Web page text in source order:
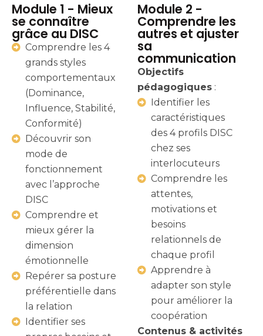
Module 1 - Mieux
se connaître
grâce au DISC
Comprendre les 4
grands styles
comportementaux
(Dominance,
Influence, Stabilité,
Conformité)
Découvrir son
mode de
fonctionnement
avec l’approche
DISC
Comprendre et
mieux gérer la
dimension
émotionnelle
Repérer sa posture
préférentielle dans
la relation
Identifier ses
Module 2 -
Comprendre les
autres et ajuster
sa
communication
Objectifs
pédagogiques :
Identifier les
caractéristiques
des 4 profils DISC
chez ses
interlocuteurs
Comprendre les
attentes,
motivations et
besoins
relationnels de
chaque profil
Apprendre à
adapter son style
pour améliorer la
coopération
Contenus & activités